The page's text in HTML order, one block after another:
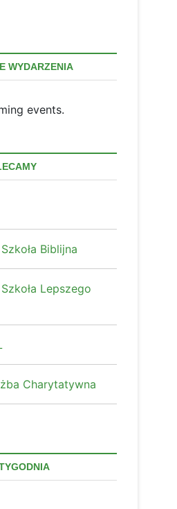
WYDARZENIA
events.
Biblijna
Lepszego
Charytatywna